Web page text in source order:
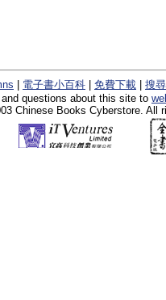
電子書小百科 免費下載
搜
questions about this site to
Chinese Books Cyberstore. All